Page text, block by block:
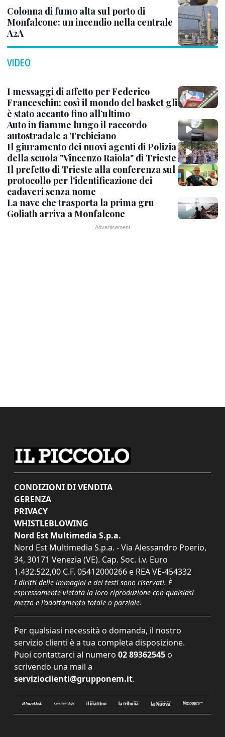
Colonna di fumo alta sul porto di
Monfalcone: un incendio nella centrale
A2A
VIDEO
I messaggi di affetto per Federico
Franceschin: così il mondo del basket gli
è stato accanto fino all’ultimo
Auto in fiamme lungo il raccordo
autostradale a Trebiciano
Il giuramento dei nuovi agenti di Polizia
della scuola "Vincenzo Raiola" di Trieste
Il prefetto di Trieste alla conferenza sul
protocollo per l'identificazione dei
cadaveri senza nome
La nave che trasporta la prima gru
Goliath arriva a Monfalcone
CONDIZIONI DI VENDITA
GERENZA
PRIVACY
WHISTLEBLOWING
Nord Est Multimedia S.p.a.
Nord Est Multimedia S.p.a. - Via Alessandro Poerio,
34, 30171 Venezia (VE). Cap. Soc. i.v. Euro
1.432.522,00 C.F. 05412000266 e REA VE-454332
I diritti delle immagini e dei testi sono riservati. È
espressamente vietata la loro riproduzione con qualsiasi
mezzo e l'adattamento totale o parziale.
Per qualsiasi necessità o domanda, il nostro
servizio clienti è a tua completa disposizione.
Puoi contattarci al numero 02 89362545 o
scrivendo una mail a
servizioclienti@grupponem.it.